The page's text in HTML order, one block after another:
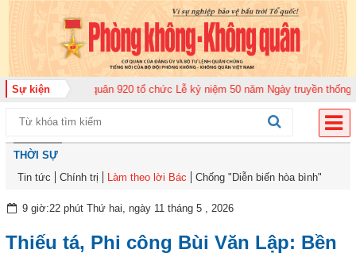
Sự kiện
đoàn Không quân 920 tổ chức Lễ kỷ niệm 50 năm Ngày truyền thống (12-
THỜI SỰ
Tin tức
Chính trị Làm theo lời Bác Chống "Diễn biến hòa bình"
9 giờ:22 phút Thứ hai, ngày 11 tháng 5 , 2026
Thiếu tá, Phi công Bùi Văn Lập: Bền